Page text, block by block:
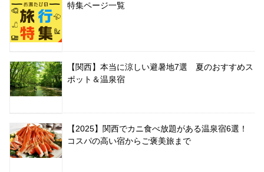
特集ページ一覧
【関西】本当に涼しい避暑地7選 夏のおすすめス
ポット＆温泉宿
【2025】関西でカニ食べ放題がある温泉宿6選！
コスパの高い宿からご褒美旅まで